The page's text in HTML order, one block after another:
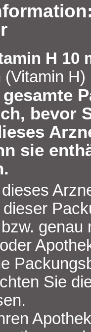
H 10
H)
bevor
sie
genau
Sie